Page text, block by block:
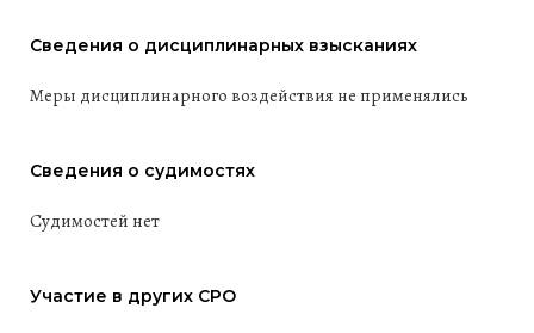
Сведения о дисциплинарных взысканиях
Меры дисциплинарного воздействия не применялись
Сведения о судимостях
Судимостей нет
Участие в других СРО